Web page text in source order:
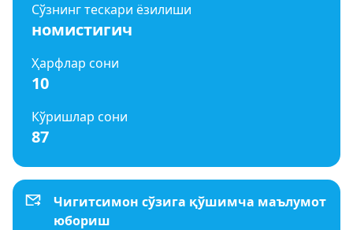
Сўзнинг тескари ёзилиши
номистигич
Ҳарфлар сони
10
Кўришлар сони
87
Чигитсимон сўзига қўшимча маълумот
юбориш